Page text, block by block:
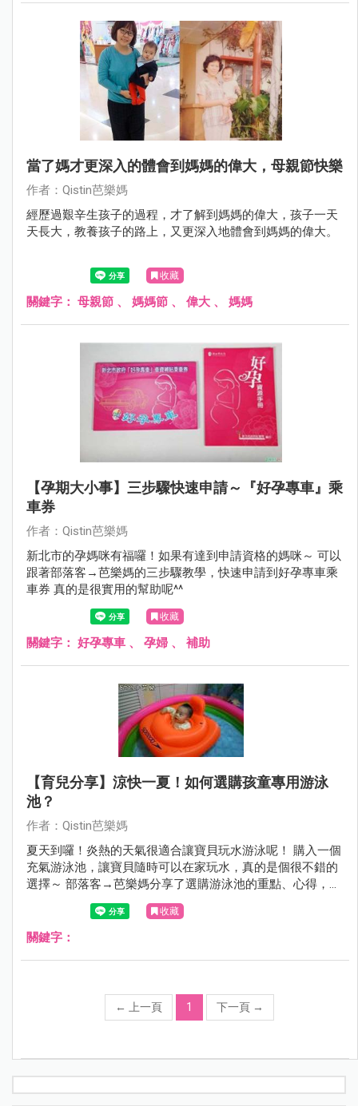
當了媽才更深入的體會到媽媽的偉大，母親節快樂
作者：Qistin芭樂媽
經歷過艱辛生孩子的過程，才了解到媽媽的偉大，孩子一天
天長大，教養孩子的路上，又更深入地體會到媽媽的偉大。
收藏
關鍵字： 母親節 、 媽媽節 、 偉大 、 媽媽
【孕期大小事】三步驟快速申請～『好孕專車』乘
車券
作者：Qistin芭樂媽
新北市的孕媽咪有福囉！如果有達到申請資格的媽咪～ 可以
跟著部落客→芭樂媽的三步驟教學，快速申請到好孕專車乘
車券 真的是很實用的幫助呢^^
收藏
關鍵字： 好孕專車 、 孕婦 、 補助
【育兒分享】涼快一夏！如何選購孩童專用游泳
池？
作者：Qistin芭樂媽
夏天到囉！炎熱的天氣很適合讓寶貝玩水游泳呢！ 購入一個
充氣游泳池，讓寶貝隨時可以在家玩水，真的是個很不錯的
選擇～ 部落客→芭樂媽分享了選購游泳池的重點、心得，給
有需要的媽咪們參考囉！
收藏
關鍵字：
← 上一頁 1 下一頁 →